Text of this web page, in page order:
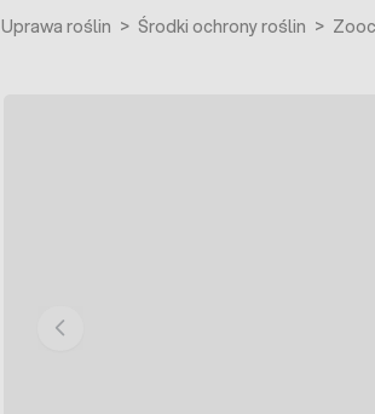
Uprawa roślin > Środki ochrony roślin >